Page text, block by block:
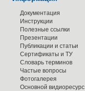
Документация
Инструкции
Полезные ссылки
Презентации
Публикации и статьи
Сертификаты и ТУ
Словарь терминов
Частые вопросы
Фотогалерея
Основной видиоресурс